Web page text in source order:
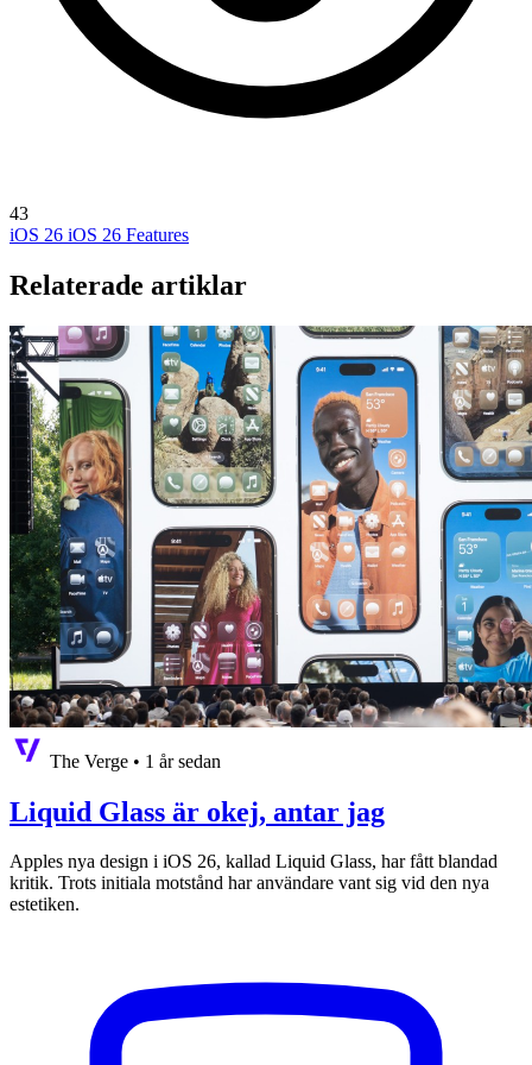
43
iOS 26 iOS 26 Features
Relaterade artiklar
The Verge • 1 år sedan
Liquid Glass är okej, antar jag
Apples nya design i iOS 26, kallad Liquid Glass, har fått blandad
kritik. Trots initiala motstånd har användare vant sig vid den nya
estetiken.